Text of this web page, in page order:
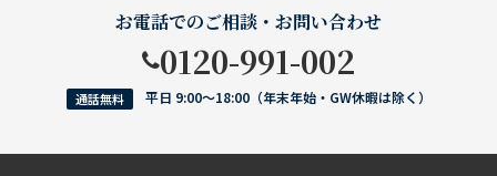
お電話でのご相談・お問い合わせ
0120-991-002
通話無料 平日 9:00〜18:00（年末年始・GW休暇は除く）